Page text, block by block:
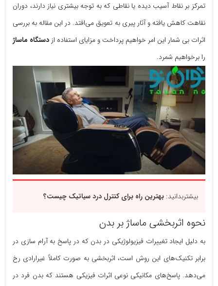
تمرکز بر نقاط آسیب دیده یا نقاطی که به توجه بیشتری نیاز دارند، دوران
نقاهت کاهش یافته و آثار پیری به تعویق می‌افتد. در این مقاله به بررسی
اثرات بی شمار این امر خواهیم پرداخت و مزایای استفاده از دستگاه ماساژ
را برخواهیم شمرد.
بیشتربدانید: بهترین راه برای کنترل درد سیاتیک چیست؟
نحوه اثربخشی ماساژ بر بدن
به دلیل ایجاد تغییرات فیزیولوژیکی در بدن که در پاسخ به آرام سازی در
برابر تکنیک‌های این روش است، اثربخشی به صورت کاملاً غیرارادی رخ
می‌دهد. پاسخ‌های مکانیکی نوعی اثرات فیزیکی هستند که بدن فرد در